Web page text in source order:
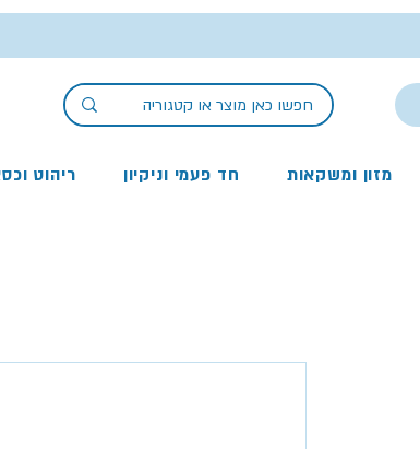
מזון ומשקאות חד פעמי וניקיון ריהוט